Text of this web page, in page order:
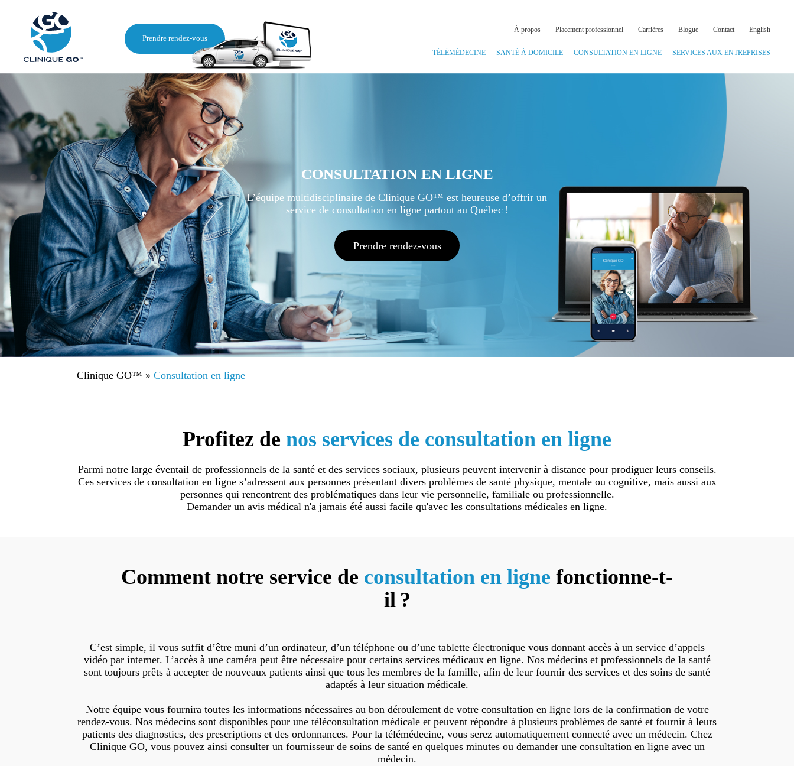
Prendre rendez-vous
À propos Placement professionnel Carrières Blogue Contact English
TÉLÉMÉDECINE SANTÉ À DOMICILE CONSULTATION EN LIGNE SERVICES AUX ENTREPRISES
CONSULTATION EN LIGNE
L’équipe multidisciplinaire de Clinique GO™ est heureuse d’offrir un
service de consultation en ligne partout au Québec !
Prendre rendez-vous
Clinique GO™ » Consultation en ligne
Profitez de nos services de consultation en ligne
Parmi notre large éventail de professionnels de la santé et des services sociaux, plusieurs peuvent intervenir à distance pour prodiguer leurs conseils.
Ces services de consultation en ligne s’adressent aux personnes présentant divers problèmes de santé physique, mentale ou cognitive, mais aussi aux
personnes qui rencontrent des problématiques dans leur vie personnelle, familiale ou professionnelle.
Demander un avis médical n'a jamais été aussi facile qu'avec les consultations médicales en ligne.
Comment notre service de consultation en ligne fonctionne-t-
il ?
C’est simple, il vous suffit d’être muni d’un ordinateur, d’un téléphone ou d’une tablette électronique vous donnant accès à un service d’appels
vidéo par internet. L’accès à une caméra peut être nécessaire pour certains services médicaux en ligne. Nos médecins et professionnels de la santé
sont toujours prêts à accepter de nouveaux patients ainsi que tous les membres de la famille, afin de leur fournir des services et des soins de santé
adaptés à leur situation médicale.
Notre équipe vous fournira toutes les informations nécessaires au bon déroulement de votre consultation en ligne lors de la confirmation de votre
rendez-vous. Nos médecins sont disponibles pour une téléconsultation médicale et peuvent répondre à plusieurs problèmes de santé et fournir à leurs
patients des diagnostics, des prescriptions et des ordonnances. Pour la télémédecine, vous serez automatiquement connecté avec un médecin. Chez
Clinique GO, vous pouvez ainsi consulter un fournisseur de soins de santé en quelques minutes ou demander une consultation en ligne avec un
médecin.